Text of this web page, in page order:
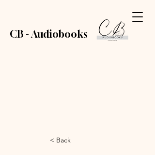
CB - Audiobooks
< Back